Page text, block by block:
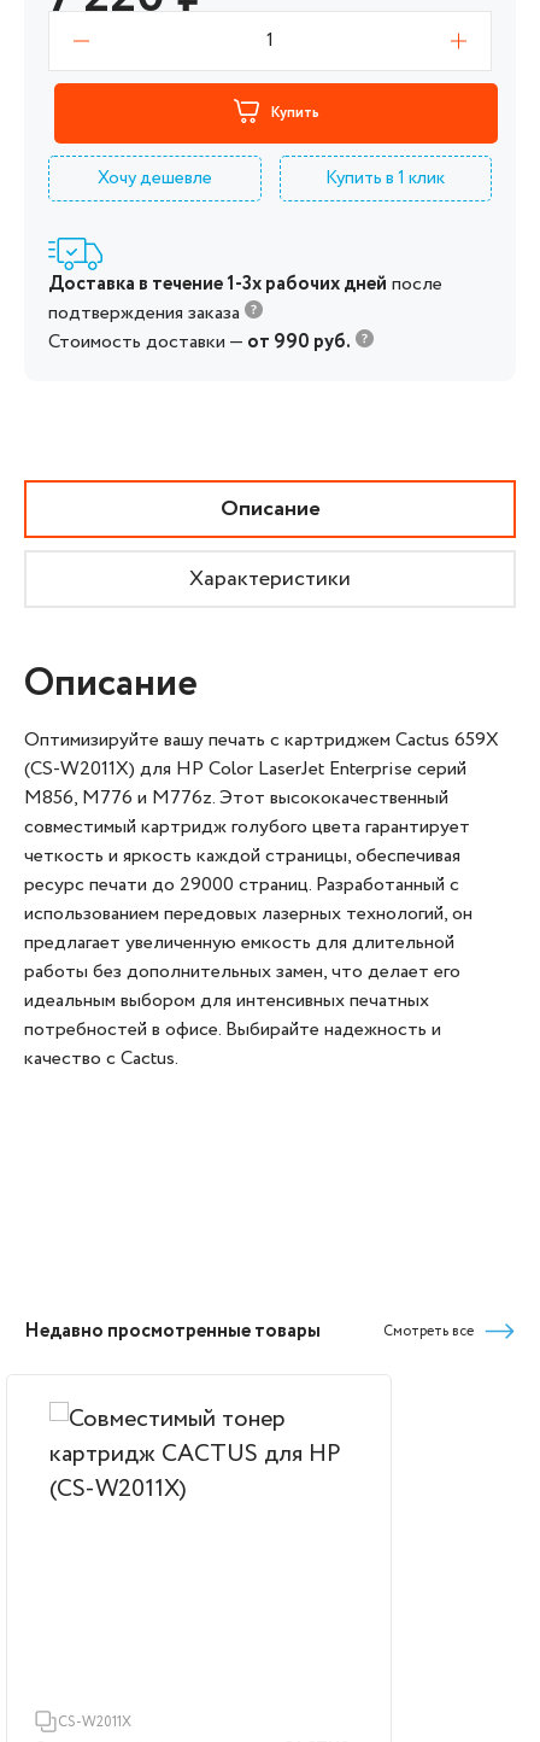
1
Купить
Хочу дешевле Купить в 1 клик
Доставка в течение 1-3х рабочих дней после
подтверждения заказа
Стоимость доставки — от 990 руб.
Описание
Характеристики
Описание
Оптимизируйте вашу печать с картриджем Cactus 659X
(CS-W2011X) для HP Color LaserJet Enterprise серий
M856, M776 и M776z. Этот высококачественный
совместимый картридж голубого цвета гарантирует
четкость и яркость каждой страницы, обеспечивая
ресурс печати до 29000 страниц. Разработанный с
использованием передовых лазерных технологий, он
предлагает увеличенную емкость для длительной
работы без дополнительных замен, что делает его
идеальным выбором для интенсивных печатных
потребностей в офисе. Выбирайте надежность и
качество с Cactus.
Недавно просмотренные товары Смотреть все
CS-W2011X